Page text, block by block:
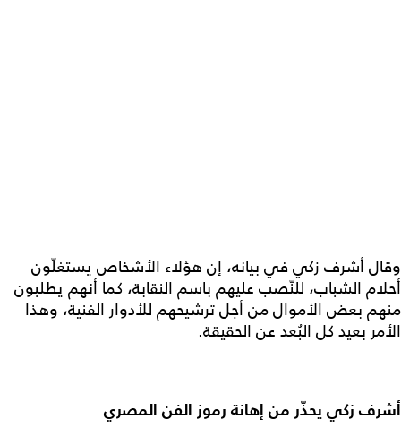
وقال أشرف زكي في بيانه، إن هؤلاء الأشخاص يستغلّون
أحلام الشباب، للنّصب عليهم باسم النقابة، كما أنهم يطلبون
منهم بعض الأموال من أجل ترشيحهم للأدوار الفنية، وهذا
الأمر بعيد كل البُعد عن الحقيقة.
أشرف زكي يحذّر من إهانة رموز الفن المصري